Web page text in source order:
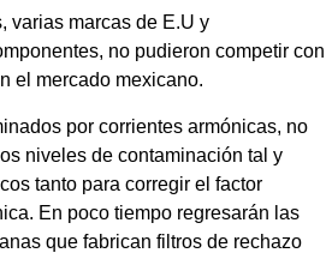
varias marcas de E.U y
no pudieron competir con
el mercado mexicano.
por corrientes armónicas, no
niveles de contaminación tal y
tanto para corregir el factor
En poco tiempo regresarán las
que fabrican filtros de rechazo